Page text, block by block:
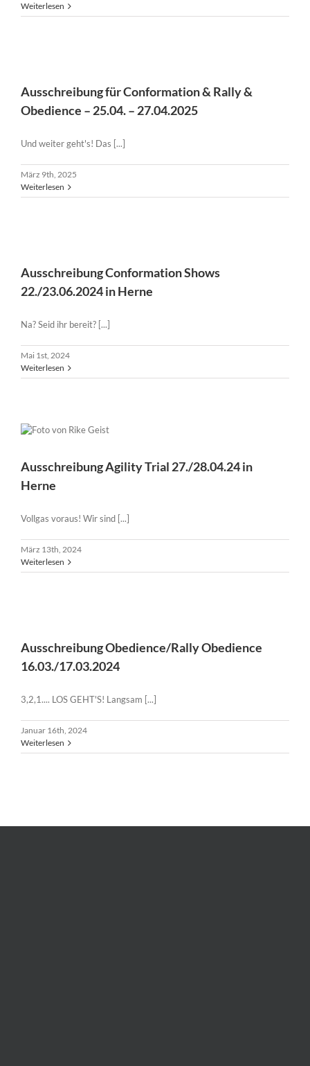
Weiterlesen
Ausschreibung für Conformation & Rally &
Obedience – 25.04. – 27.04.2025
Und weiter geht's! Das [...]
März 9th, 2025
Weiterlesen
Ausschreibung Conformation Shows
22./23.06.2024 in Herne
Na? Seid ihr bereit? [...]
Mai 1st, 2024
Weiterlesen
Ausschreibung Agility Trial 27./28.04.24 in Herne
Ausschreibung Agility Trial 27./28.04.24 in
Herne
Vollgas voraus! Wir sind [...]
März 13th, 2024
Weiterlesen
Ausschreibung Obedience/Rally Obedience
16.03./17.03.2024
3,2,1.... LOS GEHT'S! Langsam [...]
Januar 16th, 2024
Weiterlesen